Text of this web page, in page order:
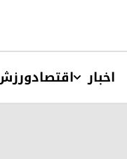
اخبار اقتصاد